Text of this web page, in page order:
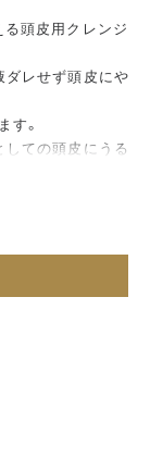
頭皮用クレンジ
ダレせず頭皮にや
す。
しての頭皮にうる
るような心地よ